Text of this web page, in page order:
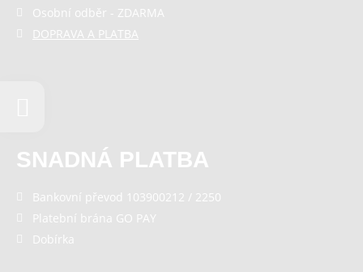
Osobní odběr - ZDARMA
DOPRAVA A PLATBA
SNADNÁ PLATBA
Bankovní převod 103900212 / 2250
Platební brána GO PAY
Dobírka